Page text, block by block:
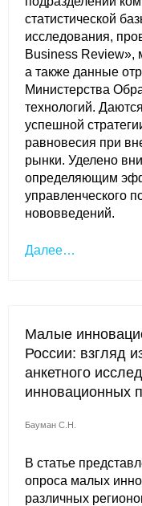
статистической
исследования,
Business Review»,
а также данные
Министерства
технологий.
успешной
равновесия при
рынки. Уделено
определяющим
управленческого
нововведений.
Далее…
Малые
России: взгляд
анкетного
инновационных
Бауман С.Н.
В статье
опроса малых
различных